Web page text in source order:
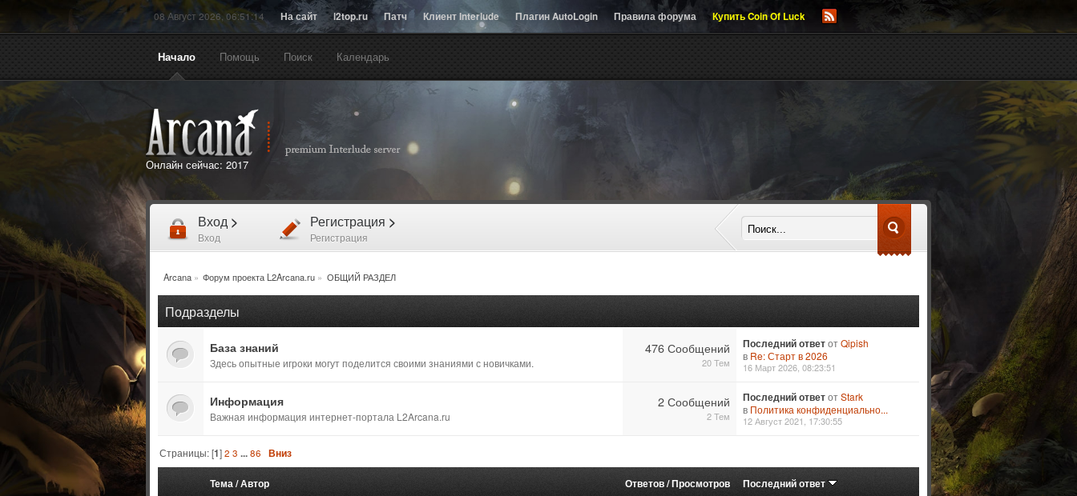
08 Август 2026, 06:51:14 На сайт l2top.ru Патч Клиент Interlude Плагин AutoLogin Правила форума Купить Coin Of Luck
Начало Помощь Поиск Календарь
Онлайн сейчас: 2017
Вход >
Вход
Регистрация >
Регистрация
Arcana» Форум проекта L2Arcana.ru » ОБЩИЙ РАЗДЕЛ
Подразделы
База знаний
Здесь опытные игроки могут поделится своими знаниями с новичками.
476 Сообщений
20 Тем
Последний ответотQipish
в Re: Старт в 2026
16 Март 2026, 08:23:51
Информация
Важная информация интернет-портала L2Arcana.ru
2 Сообщений
2 Тем
Последний ответотStark
в Политика конфиденциально...
12 Август 2021, 17:30:55
Страницы: [1]2 3 ...86 Вниз
Тема/Автор Ответов/Просмотров Последний ответ